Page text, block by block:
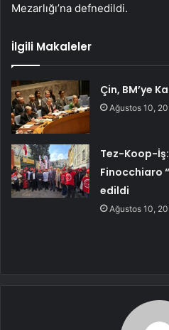
Mezarlığı’na defnedildi.
İlgili Makaleler
Çin, BM’ye
Ağustos 10,
Tez-Koop-
Finocchiaro
edildi
Ağustos 10,